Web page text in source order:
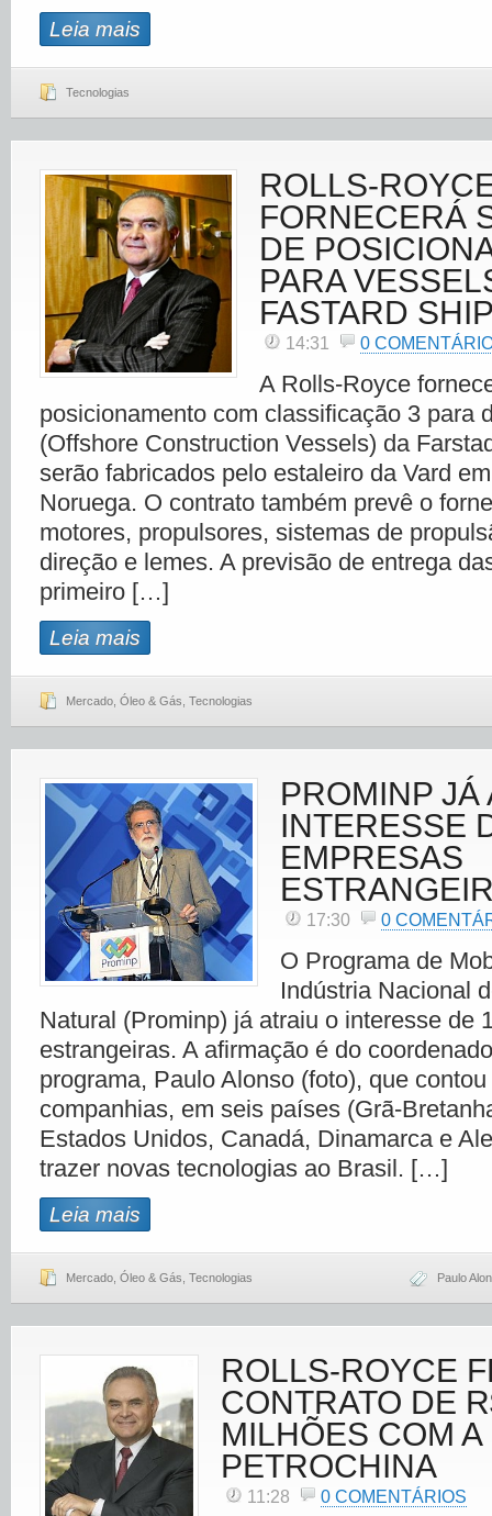
Leia mais
Tecnologias
ROLLS-
FORNECERÁ
DE
PARA
FASTARD
14:31 0
A Rolls-Royce
posicionamento com classificação 3 para
(Offshore Construction Vessels) da
serão fabricados pelo estaleiro da Vard
Noruega. O contrato também prevê o
motores, propulsores, sistemas de
direção e lemes. A previsão de entrega
primeiro […]
Leia mais
Mercado Óleo & Gás Tecnologias
PROMINP JÁ
INTERESSE
EMPRESAS
17:30 0
O Programa de
Indústria Nacional
Natural (Prominp) já atraiu o interesse de
estrangeiras. A afirmação é do
programa, Paulo Alonso (foto), que
companhias, em seis países (Grã-
Estados Unidos, Canadá, Dinamarca e
trazer novas tecnologias ao Brasil. […]
Leia mais
Mercado Óleo & Gás Tecnologias Paulo
ROLLS-ROYCE
CONTRATO DE
MILHÕES COM A
PETROCHINA
11:28 0 COMENTÁRIOS